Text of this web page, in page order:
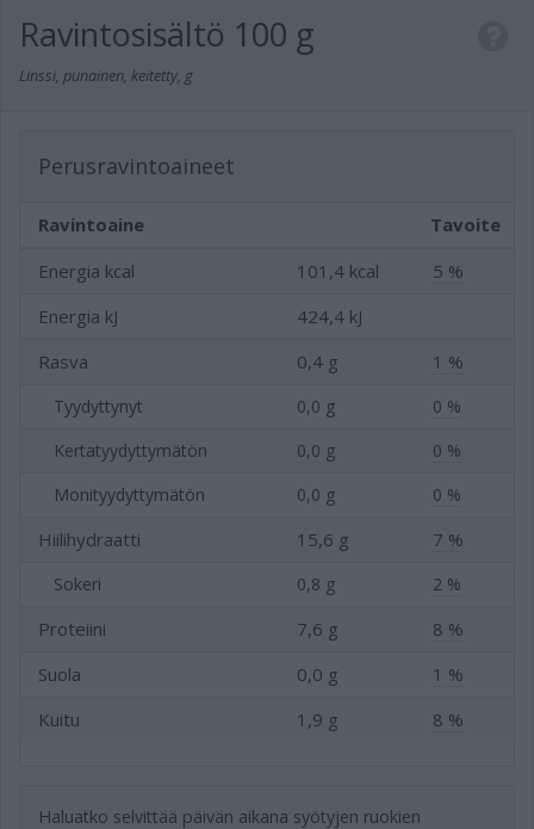
Ravintosisältö 100 g
Linssi, punainen, keitetty, g
Perusravintoaineet
Ravintoaine
Tavoite
Energia kcal
101,4 kcal
5 %
Energia kJ
424,4 kJ
Rasva
0,4 g 1 %
Tyydyttynyt 0,0 g
0 %
Kertatyydyttymätön
0,0 g
0 %
Monityydyttymätön
0,0 g 0 %
Hiilihydraatti 15,6 g 7 %
Sokeri 0,8 g 2 %
Proteiini 7,6 g
8 %
Suola
0,0 g
1 %
Kuitu
1,9 g 8 %
Haluatko selvittää päivän aikana syötyjen ruokien